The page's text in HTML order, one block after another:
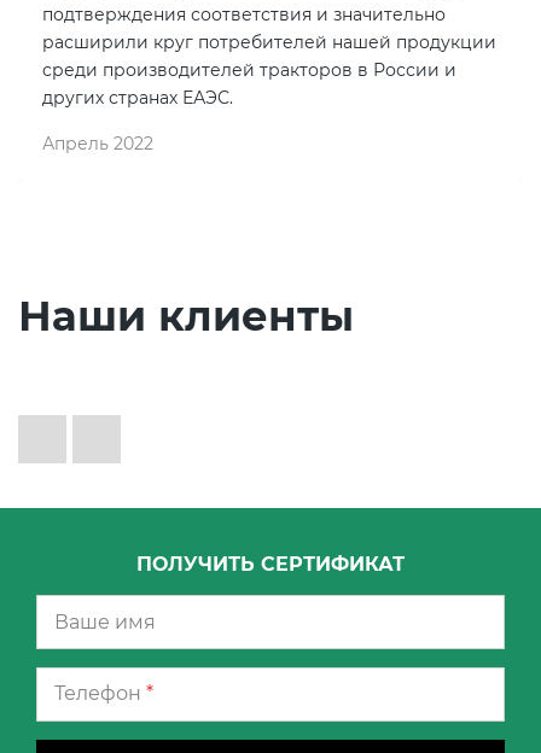
подтверждения соответствия и значительно
расширили круг потребителей нашей продукции
среди производителей тракторов в России и
других странах ЕАЭС.
Апрель 2022
Наши клиенты
ПОЛУЧИТЬ СЕРТИФИКАТ
Телефон *